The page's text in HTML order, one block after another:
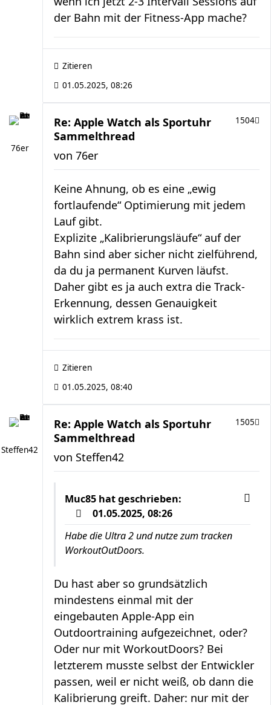
der Bahn mit der Fitness-App mache?
Zitieren
01.05.2025, 08:26
76er
Re: Apple Watch als Sportuhr
Sammelthread
1504
von 76er
Keine Ahnung, ob es eine „ewig
fortlaufende“ Optimierung mit jedem
Lauf gibt.
Explizite „Kalibrierungsläufe“ auf der
Bahn sind aber sicher nicht zielführend,
da du ja permanent Kurven läufst.
Daher gibt es ja auch extra die Track-
Erkennung, dessen Genauigkeit
wirklich extrem krass ist.
Zitieren
01.05.2025, 08:40
Steffen42
Re: Apple Watch als Sportuhr
Sammelthread
1505
von Steffen42
Muc85 hat geschrieben:
01.05.2025, 08:26
Habe die Ultra 2 und nutze zum tracken
WorkoutOutDoors.
Du hast aber so grundsätzlich
mindestens einmal mit der
eingebauten Apple-App ein
Outdoortraining aufgezeichnet, oder?
Oder nur mit WorkoutDoors? Bei
letzterem musste selbst der Entwickler
passen, weil er nicht weiß, ob dann die
Kalibrierung greift. Daher: nur mit der